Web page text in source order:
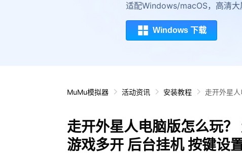
适配Windows/macOS，高清大
Windows 下载
MuMu模拟器 活动资讯 安装教程 走开外星
走开外星人电脑版怎么玩
游戏多开 后台挂机 按键设